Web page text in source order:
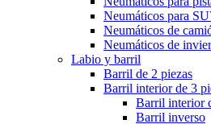
Neumáticos para
Neumáticos de
Neumáticos de
Labio y barril
Barril de 2 piezas
Barril interior de 3
Barril interior
Barril inverso